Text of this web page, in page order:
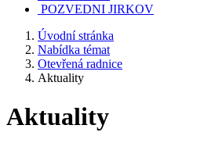
POZVEDNI JIRKOV
Úvodní stránka
Nabídka témat
Otevřená radnice
Aktuality
Aktuality